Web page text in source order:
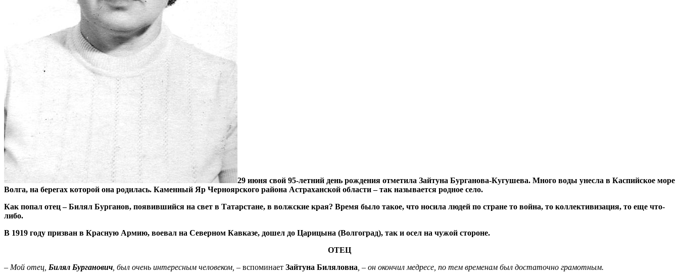
29 июня свой 95-летний день рождения отметила Зайтуна Бурганова-Кугушева. Много воды унесла в Каспийское море
Волга, на берегах которой она родилась. Каменный Яр Черноярского района Астраханской области – так называется родное село.
Как попал отец – Билял Бурганов, появившийся на свет в Татарстане, в волжские края? Время было такое, что носила людей по стране то война, то коллективизация, то еще что-
либо.
В 1919 году призван в Красную Армию, воевал на Северном Кавказе, дошел до Царицына (Волгоград), так и осел на чужой стороне.
ОТЕЦ
– Мой отец, Билял Бурганович , был очень интересным человеком, – вспоминает Зайтуна Биляловна , – он окончил медресе, по тем временам был достаточно грамотным.